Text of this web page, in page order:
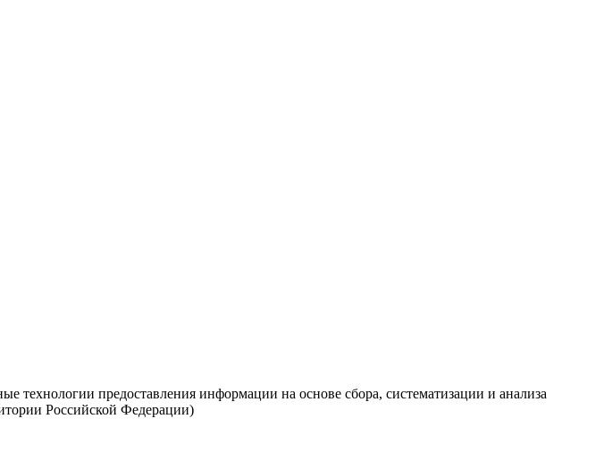
технологии предоставления информации на основе сбора, систематизации и анализа
Российской Федерации)